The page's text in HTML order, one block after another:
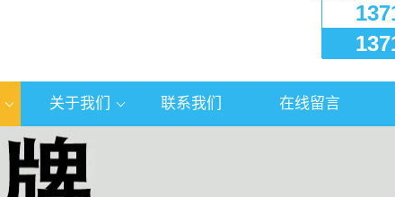
关于我们 联系我们 在线留言